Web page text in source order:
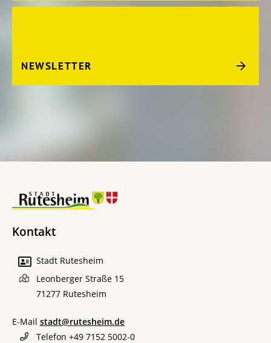
NEWSLETTER
Kontakt
Stadt Rutesheim
Leonberger Straße 15
71277 Rutesheim
E-Mail stadt@rutesheim.de
Telefon +49 7152 5002-0